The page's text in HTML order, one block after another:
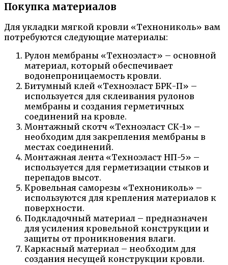
Покупка материалов
Для укладки мягкой кровли «Технониколь» вам
потребуются следующие материалы:
Рулон мембраны «Техноэласт» – основной
материал, который обеспечивает
водонепроницаемость кровли.
Битумный клей «Техноэласт БРК-П» –
используется для склеивания рулонов
мембраны и создания герметичных
соединений на кровле.
Монтажный скотч «Техноэласт СК-1» –
необходим для закрепления мембраны в
местах соединений.
Монтажная лента «Техноэласт НП-5» –
используется для герметизации стыков и
перепадов высот.
Кровельная саморезы «Технониколь» –
используются для крепления материалов к
поверхности.
Подкладочный материал – предназначен
для усиления кровельной конструкции и
защиты от проникновения влаги.
Каркасный материал – необходим для
создания несущей конструкции кровли.